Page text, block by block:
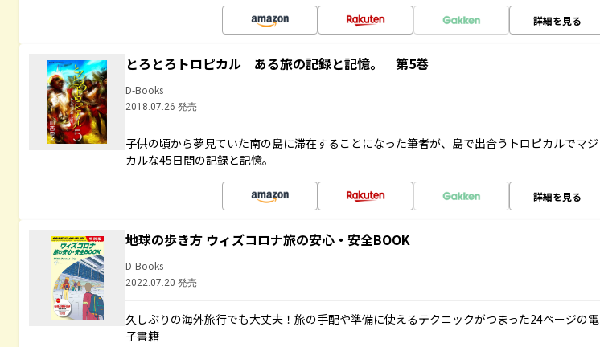
詳細を見る
とろとろトロピカル ある旅の記録と記憶。 第5巻
D-Books
2018.07.26 発売
子供の頃から夢見ていた南の島に滞在することになった筆者が、島で出合うトロピカルでマジ
カルな45日間の記録と記憶。
詳細を見る
地球の歩き方 ウィズコロナ旅の安心・安全BOOK
D-Books
2022.07.20 発売
久しぶりの海外旅行でも大丈夫！旅の手配や準備に使えるテクニックがつまった24ページの電
子書籍